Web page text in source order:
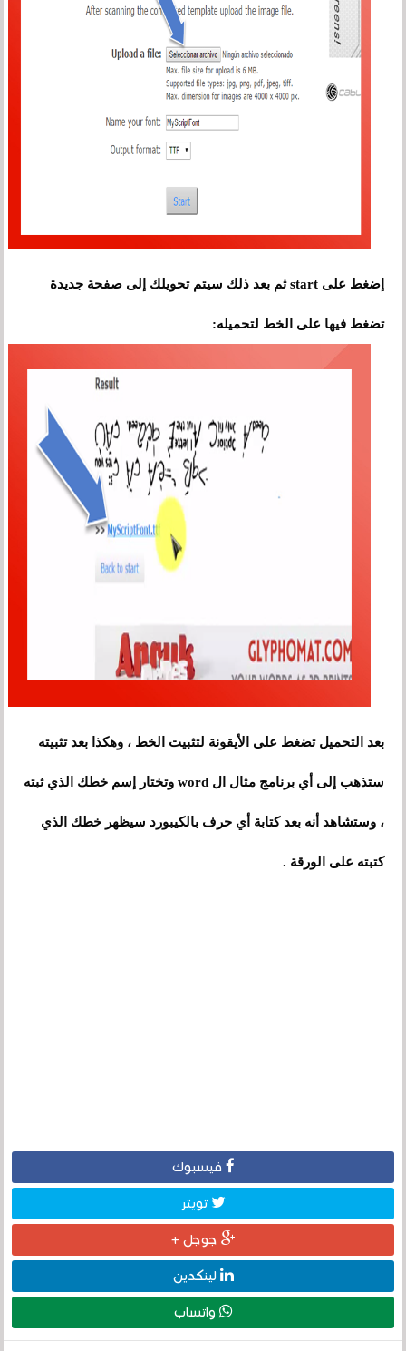
إضغط على start ثم بعد ذلك س يتم تحويلك إلى صفحة جديدة
تضغط فيها على الخط لتحميله:
بعد التحميل تضغط على الأيقونة لتثبيت الخط ، وهكذا بعد تثبيته
ستذهب إلى أي برنامج مثال ال word وتختار إسم خطك الذي ثبته
، وستشاهد أنه بعد كتابة أي حرف بالكيبورد سيظهر خطك الذي
كتبته على الورقة .
فيسبوك
تويتر
جوجل +
لينكدين
واتساب